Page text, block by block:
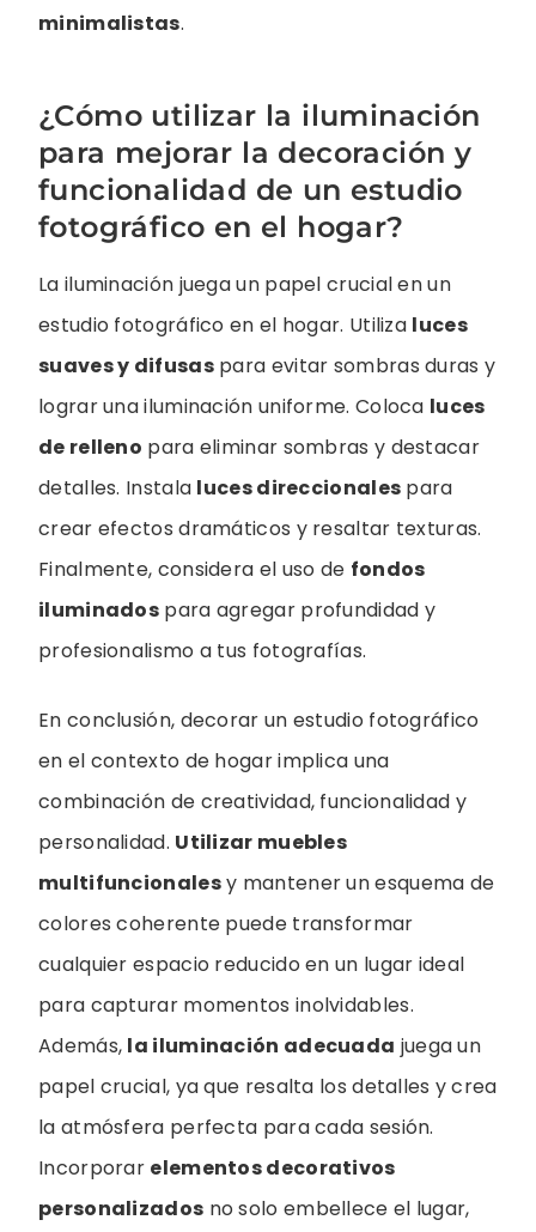
minimalistas.
¿Cómo utilizar la iluminación
para mejorar la decoración y
funcionalidad de un estudio
fotográfico en el hogar?
La iluminación juega un papel crucial en un
estudio fotográfico en el hogar. Utiliza luces
suaves y difusaspara evitar sombras duras y
lograr una iluminación uniforme. Coloca luces
de relleno para eliminar sombras y destacar
detalles. Instala luces direccionales para
crear efectos dramáticos y resaltar texturas.
Finalmente, considera el uso de fondos
iluminados para agregar profundidad y
profesionalismo a tus fotografías.
En conclusión, decorar un estudio fotográfico
en el contexto de hogar implica una
combinación de creatividad, funcionalidad y
personalidad. Utilizar muebles
multifuncionalesy mantener un esquema de
colores coherente puede transformar
cualquier espacio reducido en un lugar ideal
para capturar momentos inolvidables.
Además, la iluminación adecuada juega un
papel crucial, ya que resalta los detalles y crea
la atmósfera perfecta para cada sesión.
Incorporar elementos decorativos
personalizados no solo embellece el lugar,